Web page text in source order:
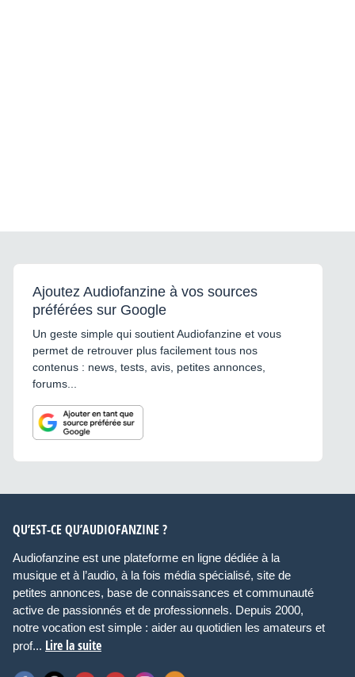
Ajoutez Audiofanzine à vos sources
préférées sur Google
Un geste simple qui soutient Audiofanzine et vous
permet de retrouver plus facilement tous nos
contenus : news, tests, avis, petites annonces,
forums...
QU’EST-CE QU’AUDIOFANZINE ?
Audiofanzine est une plateforme en ligne dédiée à la
musique et à l’audio, à la fois média spécialisé, site de
petites annonces, base de connaissances et communauté
active de passionnés et de professionnels. Depuis 2000,
notre vocation est simple : aider au quotidien les amateurs et
prof... Lire la suite